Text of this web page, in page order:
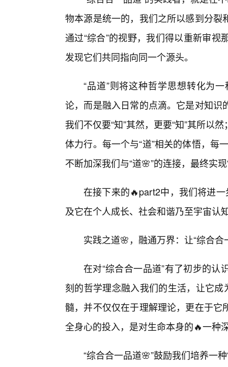
物本源是统一的，我们之所以感到分
通过“综合”的视野，我们得以重新审
发现它们共同指向同一个源头。
“品道”则将这种哲学思想转化为
论，而是融入日常的点滴。它是对知
我们不仅要“知”其然，更要“知”其所以
体力行。每一个与“道”相关的体悟，每
不断加深我们与“道🌸”的连接，最终实
在接下来的🔥part2中，我们将进
及它在个人成长、社会和谐乃至宇宙认
实践之道🌸，融通万界：让“综合
在对“综合合一品道”有了初步的
刻的哲学理念融入我们的生活，让它
髓，并不仅仅在于理解理论，更在于
全身心的投入，是对生命本身的🔥一种
“综合合一品道🌸”鼓励我们培养一